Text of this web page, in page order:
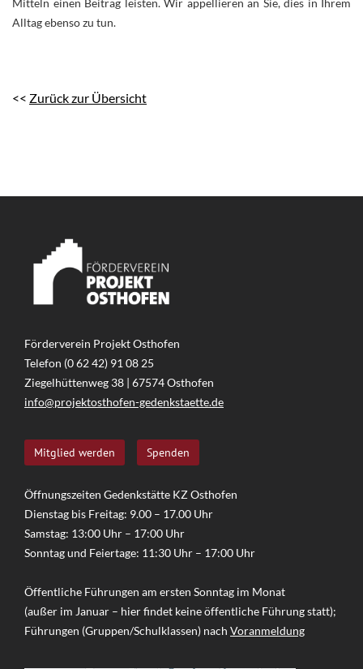
Alltag ebenso zu tun.
<< Zurück zur Übersicht
Förderverein Projekt Osthofen
Telefon (0 62 42) 91 08 25
Ziegelhüttenweg 38 | 67574 Osthofen
info@projektosthofen-gedenkstaette.de
Mitglied werden Spenden
Öffnungszeiten Gedenkstätte KZ Osthofen
Dienstag bis Freitag: 9.00 – 17.00 Uhr
Samstag: 13:00 Uhr – 17:00 Uhr
Sonntag und Feiertage: 11:30 Uhr – 17:00 Uhr
Öffentliche Führungen am ersten Sonntag im Monat
(außer im Januar – hier findet keine öffentliche Führung statt);
Führungen (Gruppen/Schulklassen) nach Voranmeldung